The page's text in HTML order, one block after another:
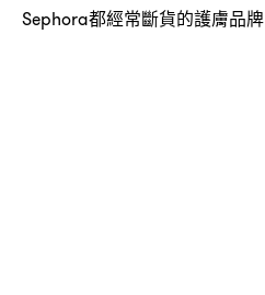
Sephora都經常斷貨的護膚品牌